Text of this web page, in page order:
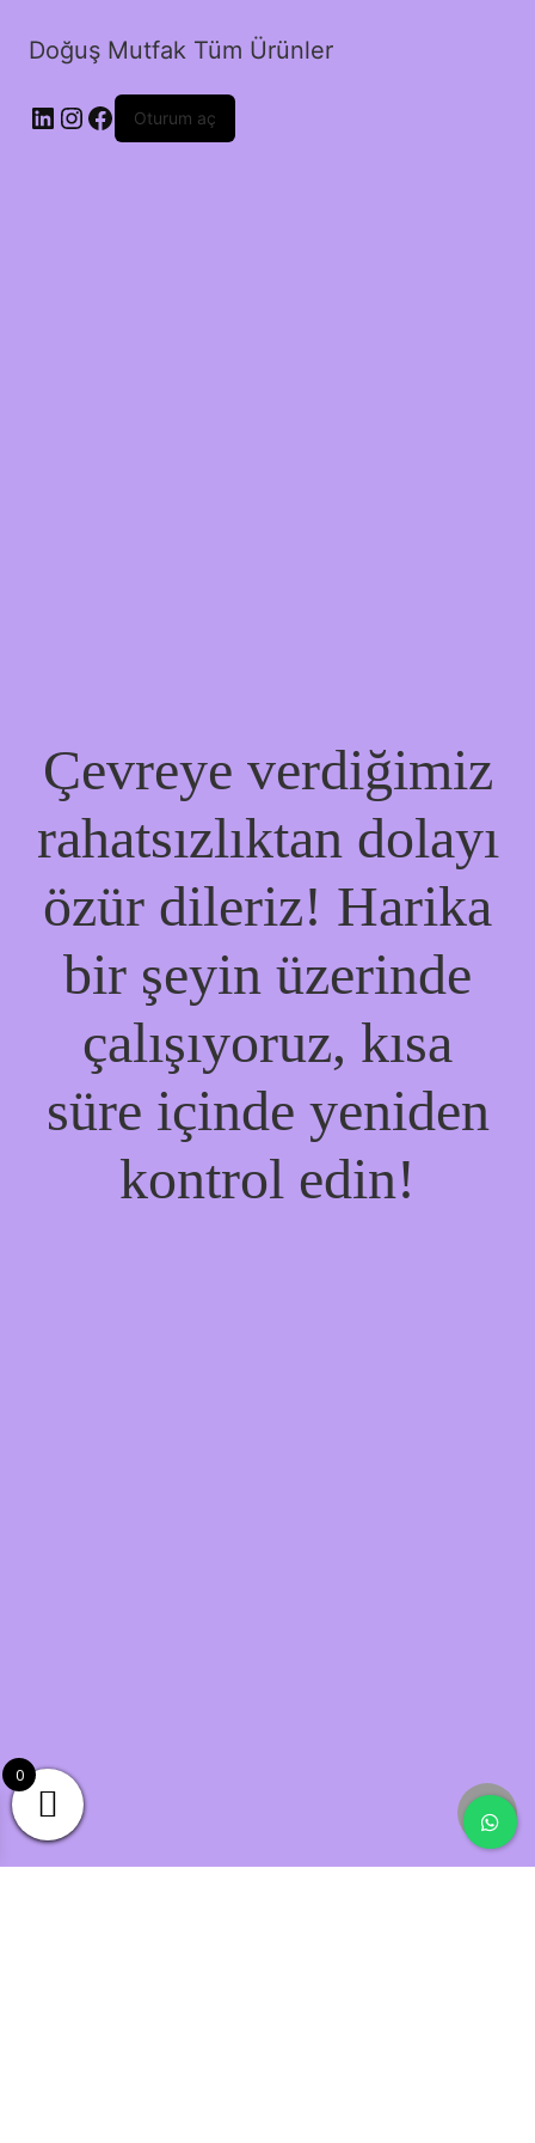
Doğuş Mutfak Tüm Ürünler
LinkedIn
Instagram
Facebook
Oturum aç
Çevreye verdiğimiz
rahatsızlıktan dolayı
özür dileriz! Harika
bir şeyin üzerinde
çalışıyoruz, kısa
süre içinde yeniden
kontrol edin!
0